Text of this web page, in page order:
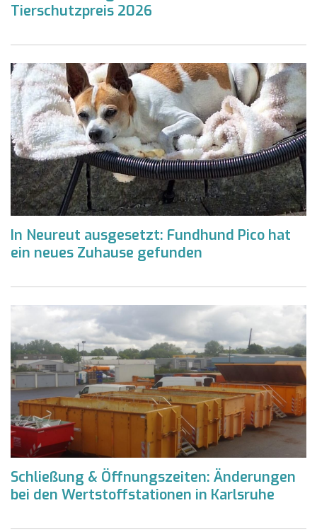
Tierschutzpreis 2026
In Neureut ausgesetzt: Fundhund Pico hat
ein neues Zuhause gefunden
Schließung & Öffnungszeiten: Änderungen
bei den Wertstoffstationen in Karlsruhe